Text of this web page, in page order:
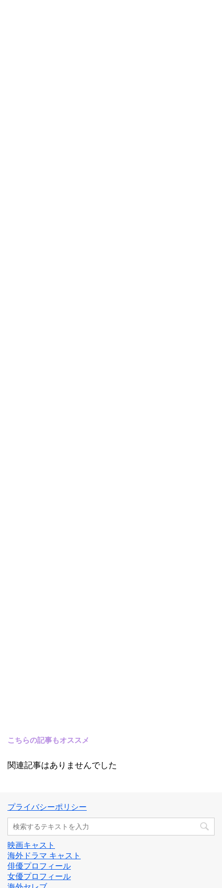
こちらの記事もオススメ
関連記事はありませんでした
プライバシーポリシー
映画キャスト
海外ドラマ キャスト
俳優プロフィール
女優プロフィール